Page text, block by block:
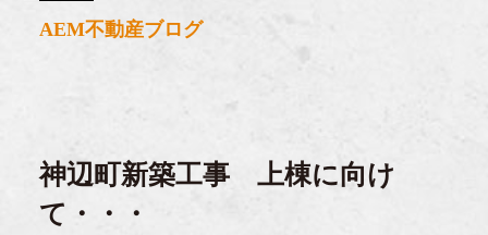
AEM不動産ブログ
神辺町新築工事 上棟に向け
て・・・